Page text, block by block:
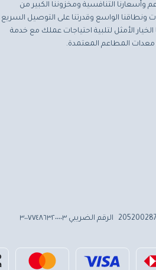
وأسعارنا التنافسية ومخزوننا الكبير من
ونطاقنا الواسع وقدرتنا على التوصيل السريع
الخيار الأمثل لتلبية احتياجات عملك مع خدمة
معدات المطاعم المعتمدة.
الرقم الضريبي ٣٠٠٧٧٤٨٦٣٢٠٠٠٠٣